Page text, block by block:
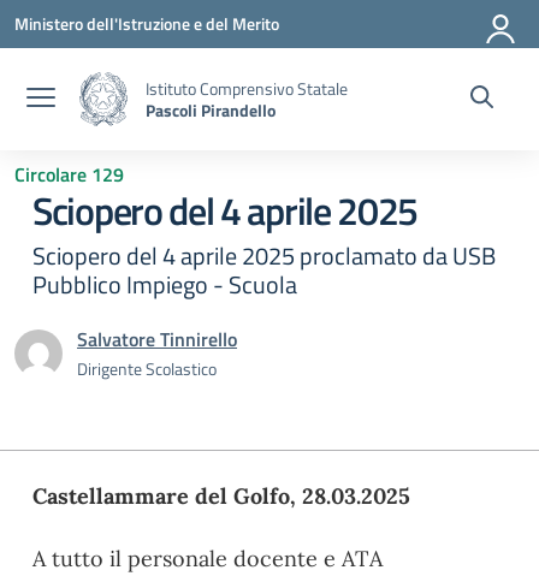
Vai ai contenuti
Vai al menu di navigazione
Vai al footer
Ministero dell'Istruzione e del Merito
Istituto Comprensivo Statale
Pascoli Pirandello
Circolare 129
Sciopero del 4 aprile 2025
Sciopero del 4 aprile 2025 proclamato da USB
Pubblico Impiego - Scuola
Salvatore Tinnirello
Dirigente Scolastico
Castellammare del Golfo, 28.03.2025
A tutto il personale docente e ATA